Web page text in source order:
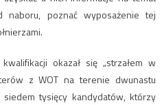
naboru, poznać wyposażenie tej
okazał się „strzałem w
z WOT na terenie dwunastu
tysięcy kandydatów, którzy